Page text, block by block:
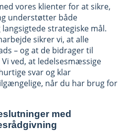
vores klienter for at sikre,
understøtter både
strategiske mål.
sikrer vi, at alle
– og at de bidrager til
ved, at ledelsesmæssige
svar og klar
når du har brug for
med